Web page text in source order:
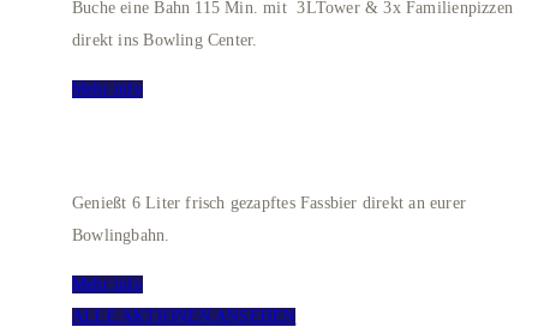
Buche eine Bahn 115 Min. mit 3LTower & 3x Familienpizzen
direkt ins Bowling Center.
Mehr info
Genießt 6 Liter frisch gezapftes Fassbier direkt an eurer
Bowlingbahn.
Mehr info
ALLE AKTIONEN ANSEHEN